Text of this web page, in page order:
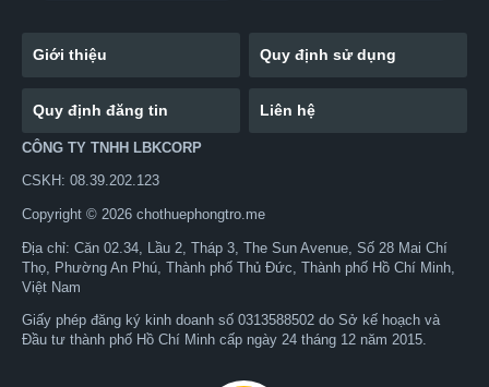
Giới thiệu Quy định sử dụng
Quy định đăng tin Liên hệ
CÔNG TY TNHH LBKCORP
CSKH: 08.39.202.123
Copyright © 2026 chothuephongtro.me
Địa chỉ: Căn 02.34, Lầu 2, Tháp 3, The Sun Avenue, Số 28 Mai Chí
Thọ, Phường An Phú, Thành phố Thủ Đức, Thành phố Hồ Chí Minh,
Việt Nam
Giấy phép đăng ký kinh doanh số 0313588502 do Sở kế hoạch và
Đầu tư thành phố Hồ Chí Minh cấp ngày 24 tháng 12 năm 2015.